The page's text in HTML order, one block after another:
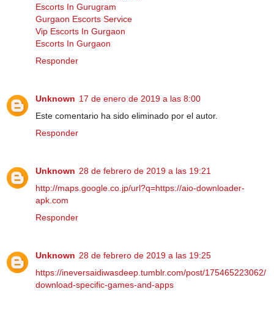
Escorts In Gurugram
Gurgaon Escorts Service
Vip Escorts In Gurgaon
Escorts In Gurgaon
Responder
Unknown 17 de enero de 2019 a las 8:00
Este comentario ha sido eliminado por el autor.
Responder
Unknown 28 de febrero de 2019 a las 19:21
http://maps.google.co.jp/url?q=https://aio-downloader-
apk.com
Responder
Unknown 28 de febrero de 2019 a las 19:25
https://ineversaidiwasdeep.tumblr.com/post/175465223062/
download-specific-games-and-apps